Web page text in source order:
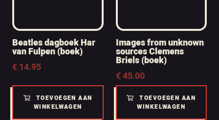
Beatles dagboek Har
van Fulpen (boek)
€14.95
TOEVOEGEN AAN
WINKELWAGEN
Images from unknown
sources Clemens
Briels (boek)
€45.00
TOEVOEGEN AAN
WINKELWAGEN